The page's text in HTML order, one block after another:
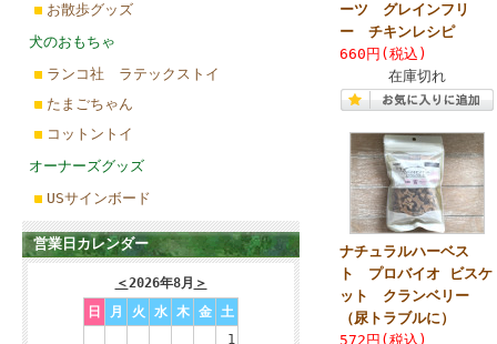
お散歩グッズ
犬のおもちゃ
ランコ社 ラテックストイ
たまごちゃん
コットントイ
オーナーズグッズ
USサインボード
営業日カレンダー
＜2026年8月 ＞
日
月 火 水 木 金
土
1
ーツ グレインフリ
ー チキンレシピ
660円(税込)
在庫切れ
ナチュラルハーベス
ト プロバイオ ビスケ
ット クランベリー
（尿トラブルに）
572円(税込)